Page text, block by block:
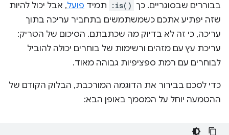
בבוררים שבסוגריים. כך :is() תמיד פועל, אבל יכול להיות
שזה יפתיע אתכם כשמשתמשים בתחביר עריכה בתוך
עריכה, כי זה לא בדיוק מה שכתבתם. הסיכום של הטריק:
עריכת עץ עם מזהים ורשימות של בוחרים יכולה להוביל
לבוחרים עם רמת ספציפיות גבוהה מאוד.
כדי לסכם בבירור את הדוגמה המורכבת, הבלוק הקודם של
ההטמעה יוחל על המסמך באופן הבא: